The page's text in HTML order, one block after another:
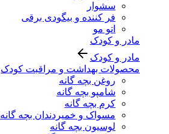
سشوار
فر کننده و بیگودی برقی
اتو مو
مادر و کودک
مادر و کودک
محصولات بهداشت و مراقبت کودک
روغن بچه گانه
شامپو بچه گانه
کرم بچه گانه
مسواک و خمیردندان بچه گانه
لوسیون بچه گانه